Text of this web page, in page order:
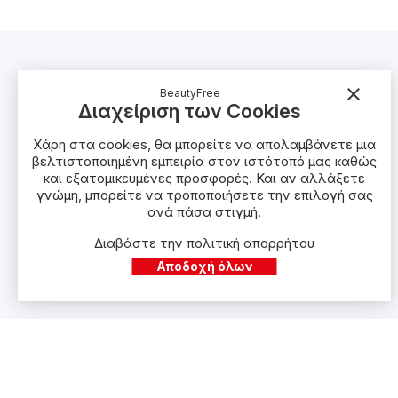
ΠΛΗΡΟΦΟΡΊΕΣ
Πολιτική Προστασίας
Όροι Χρήσης
Τρόποι Αποστολής
Τρόποι Πληρωμής
Συχνές Ερωτήσεις
ΠΡΟΪΌΝΤΑ
Νέα προϊόντα
Κορυφαίες Πωλήσεις
Beauty Bazaar
1+1 Δώρο
Beauty Set Web Only
BeautyFree
Διαχείριση των Cookies
close
Χάρη στα cookies, θα μπορείτε να απολαμβάνετε μια
βελτιστοποιημένη εμπειρία στον ιστότοπό μας καθώς
και εξατομικευμένες προσφορές. Και αν αλλάξετε
γνώμη, μπορείτε να τροποποιήσετε την επιλογή σας
ανά πάσα στιγμή.
Διαβάστε την πολιτική απορρήτου
Αποδοχή όλων